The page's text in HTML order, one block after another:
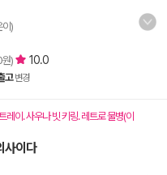
)
원) 10.0
고 변경
이. 사우나 빗 키링. 레트로 물병(이
사이다